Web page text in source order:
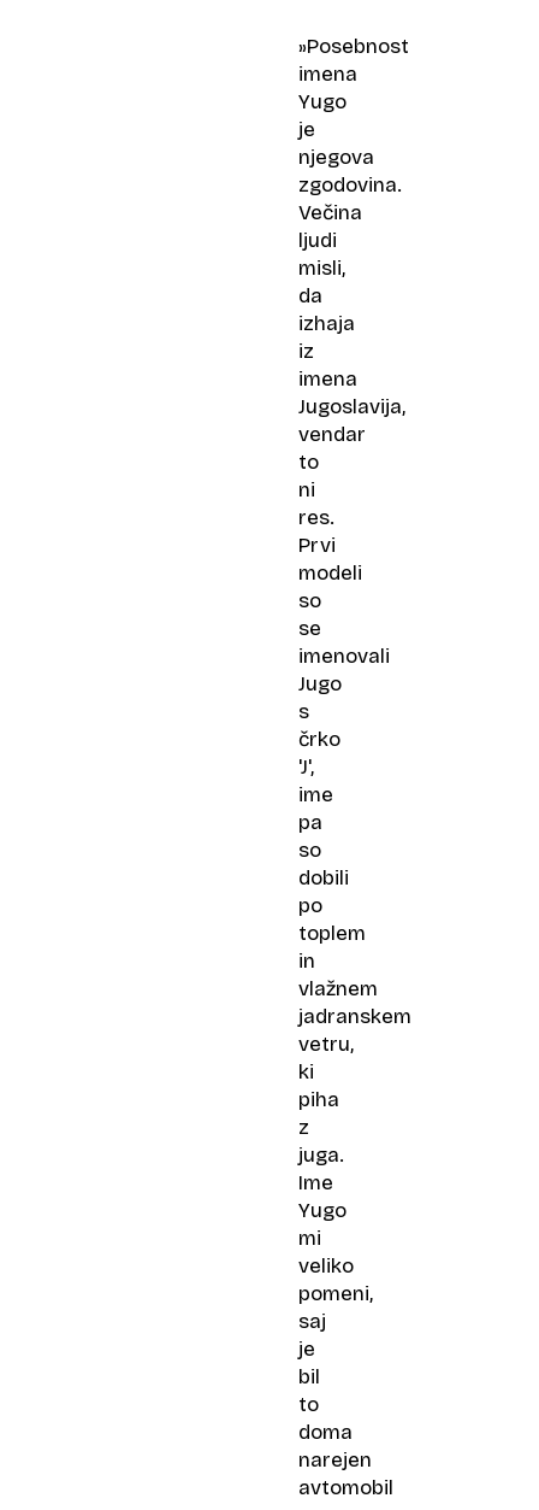
»Posebnost
imena
Yugo
je
njegova
zgodovina.
Večina
ljudi
misli,
da
izhaja
iz
imena
Jugoslavija,
vendar
to
ni
res.
Prvi
modeli
so
se
imenovali
Jugo
s
črko
'J',
ime
pa
so
dobili
po
toplem
in
vlažnem
jadranskem
vetru,
ki
piha
z
juga.
Ime
Yugo
mi
veliko
pomeni,
saj
je
bil
to
doma
narejen
avtomobil